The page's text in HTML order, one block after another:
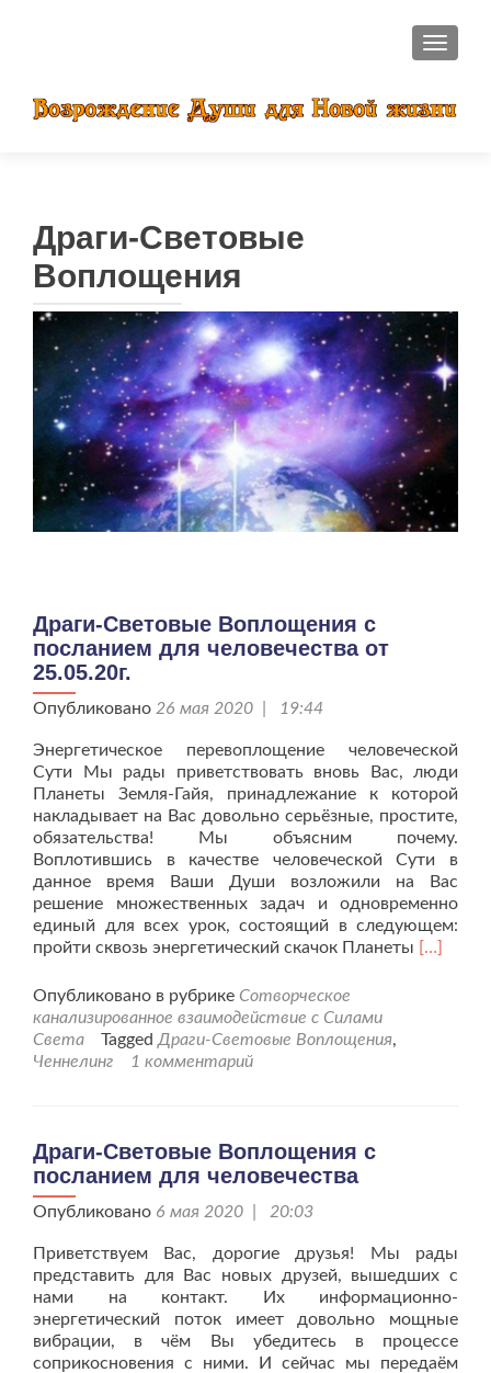
Драги-Световые
Воплощения
Драги-Световые Воплощения с
посланием для человечества от
25.05.20г.
Опубликовано 26 мая 2020 | 19:44
Энергетическое перевоплощение человеческой
Сути Мы рады приветствовать вновь Вас, люди
Планеты Земля-Гайя, принадлежание к которой
накладывает на Вас довольно серьёзные, простите,
обязательства! Мы объясним почему.
Воплотившись в качестве человеческой Сути в
данное время Ваши Души возложили на Вас
решение множественных задач и одновременно
единый для всех урок, состоящий в следующем:
пройти сквозь энергетический скачок Планеты Читать
[…]
Опубликовано в рубрике Сотворческое
канализированное взаимодействие с Силами
Света
Tagged Драги-Световые Воплощения,
Ченнелинг
1 комментарий
Драги-Световые Воплощения с
посланием для человечества
Опубликовано 6 мая 2020 | 20:03
Приветствуем Вас, дорогие друзья! Мы рады
представить для Вас новых друзей, вышедших с
нами на контакт. Их информационно-
энергетический поток имеет довольно мощные
вибрации, в чём Вы убедитесь в процессе
соприкосновения с ними. И сейчас мы передаём